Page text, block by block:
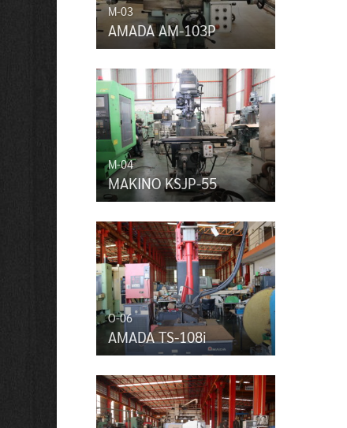
M-03
AMADA AM-103P
M-04
MAKINO KSJP-55
O-06
AMADA TS-108i